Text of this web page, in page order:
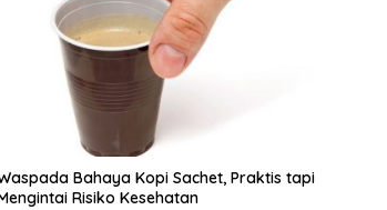
Bahaya Kopi Sachet, Praktis tapi
Risiko Kesehatan